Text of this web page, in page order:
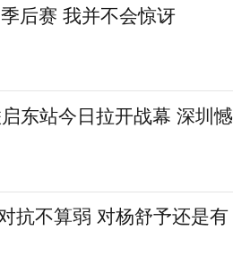
后赛 我并不会惊讶
东站今日拉开战幕 深圳憾
抗不算弱 对杨舒予还是有